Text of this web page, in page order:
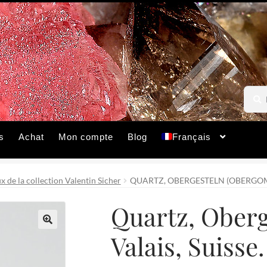
pour :
Achat Mon compte Blog Français
de la collection Valentin Sicher QUARTZ, OBERGESTELN
Quartz,
Valais, Suisse.